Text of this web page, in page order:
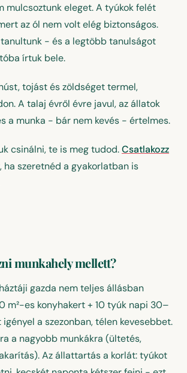
mulcsoztunk eleget. A tyúkok felét
az ól nem volt elég biztonságos.
- és a legtöbb tanulságot
írtuk bele.
tojást és zöldséget termel,
A talaj évről évre javul, az állatok
a munka - bár nem kevés - értelmes.
csinálni, te is meg tudod.Csatlakozz
, ha szeretnéd a gyakorlatban is
munkahely mellett?
gazda nem teljes állásban
m²-es konyhakert + 10 tyúk napi 30–
a szezonban, télen kevesebbet.
a nagyobb munkákra (ültetés,
Az állattartás a korlát: tyúkot